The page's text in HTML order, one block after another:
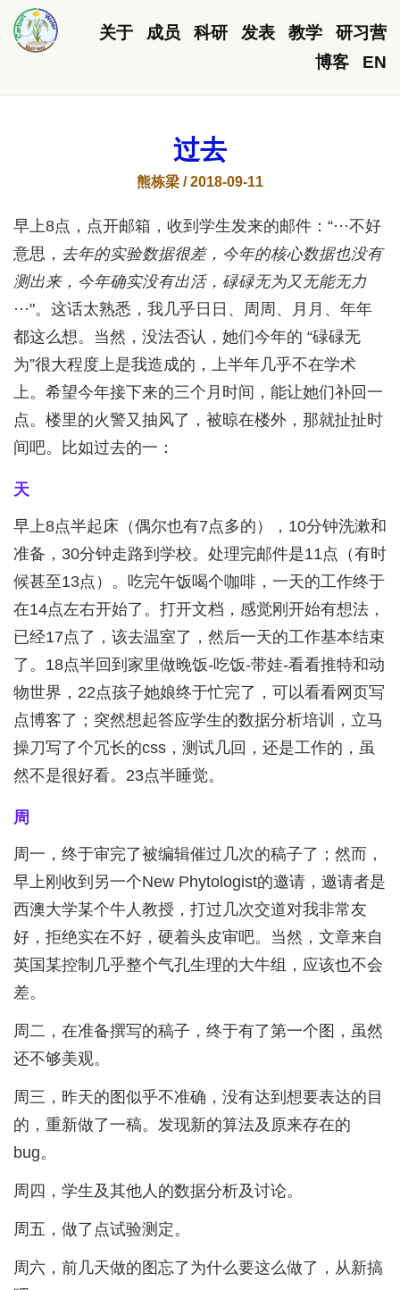
关于 成员 科研 发表 教学
研习营
博客
EN
过去
熊栋梁 / 2018-09-11
早上8点，点开邮箱，收到学生发来的邮件：“···不好
意思， 去年的实验数据很差，今年的核心数据也没有
测出来，今年确实没有出活，碌碌无为又无能无力
···"。这话太熟悉，我几乎日日、周周、月月、年年
都这么想。当然，没法否认，她们今年的 “碌碌无
为”很大程度上是我造成的，上半年几乎不在学术
上。希望今年接下来的三个月时间，能让她们补回一
点。楼里的火警又抽风了，被晾在楼外，那就扯扯时
间吧。比如过去的一：
天
早上8点半起床（偶尔也有7点多的），10分钟洗漱和
准备，30分钟走路到学校。处理完邮件是11点（有时
候甚至13点）。吃完午饭喝个咖啡，一天的工作终于
在14点左右开始了。打开文档，感觉刚开始有想法，
已经17点了，该去温室了，然后一天的工作基本结束
了。18点半回到家里做晚饭-吃饭-带娃-看看推特和动
物世界，22点孩子她娘终于忙完了，可以看看网页写
点博客了；突然想起答应学生的数据分析培训，立马
操刀写了个冗长的css，测试几回，还是工作的，虽
然不是很好看。23点半睡觉。
周
周一，终于审完了被编辑催过几次的稿子了；然而，
早上刚收到另一个New Phytologist的邀请，邀请者是
西澳大学某个牛人教授，打过几次交道对我非常友
好，拒绝实在不好，硬着头皮审吧。当然，文章来自
英国某控制几乎整个气孔生理的大牛组，应该也不会
差。
周二，在准备撰写的稿子，终于有了第一个图，虽然
还不够美观。
周三，昨天的图似乎不准确，没有达到想要表达的目
的，重新做了一稿。发现新的算法及原来存在的
bug。
周四，学生及其他人的数据分析及讨论。
周五，做了点试验测定。
周六，前几天做的图忘了为什么要这么做了，从新搞